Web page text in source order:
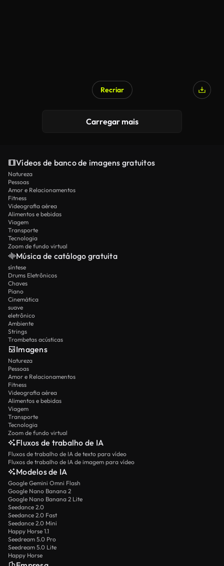
Recriar
Carregar mais
Vídeos de banco de imagens gratuitos
Natureza
Pessoas
Amor e Relacionamentos
Fitness
Videografia aérea
Alimentos e bebidas
Viagem
Transporte
Tecnologia
Zoom de fundo virtual
Música de catálogo gratuita
síntese
Drums Eletrônicos
Chaves
Piano
Cinemática
suave
eletrônico
Ambiente
Strings
Trombetas acústicas
Imagens
Natureza
Pessoas
Amor e Relacionamentos
Fitness
Videografia aérea
Alimentos e bebidas
Viagem
Transporte
Tecnologia
Zoom de fundo virtual
Fluxos de trabalho de IA
Fluxos de trabalho de IA de texto para vídeo
Fluxos de trabalho de IA de imagem para vídeo
Modelos de IA
Google Gemini Omni Flash
Google Nano Banana 2
Google Nano Banana 2 Lite
Seedance 2.0
Seedance 2.0 Fast
Seedance 2.0 Mini
Happy Horse 1.1
Seedream 5.0 Pro
Seedream 5.0 Lite
Happy Horse